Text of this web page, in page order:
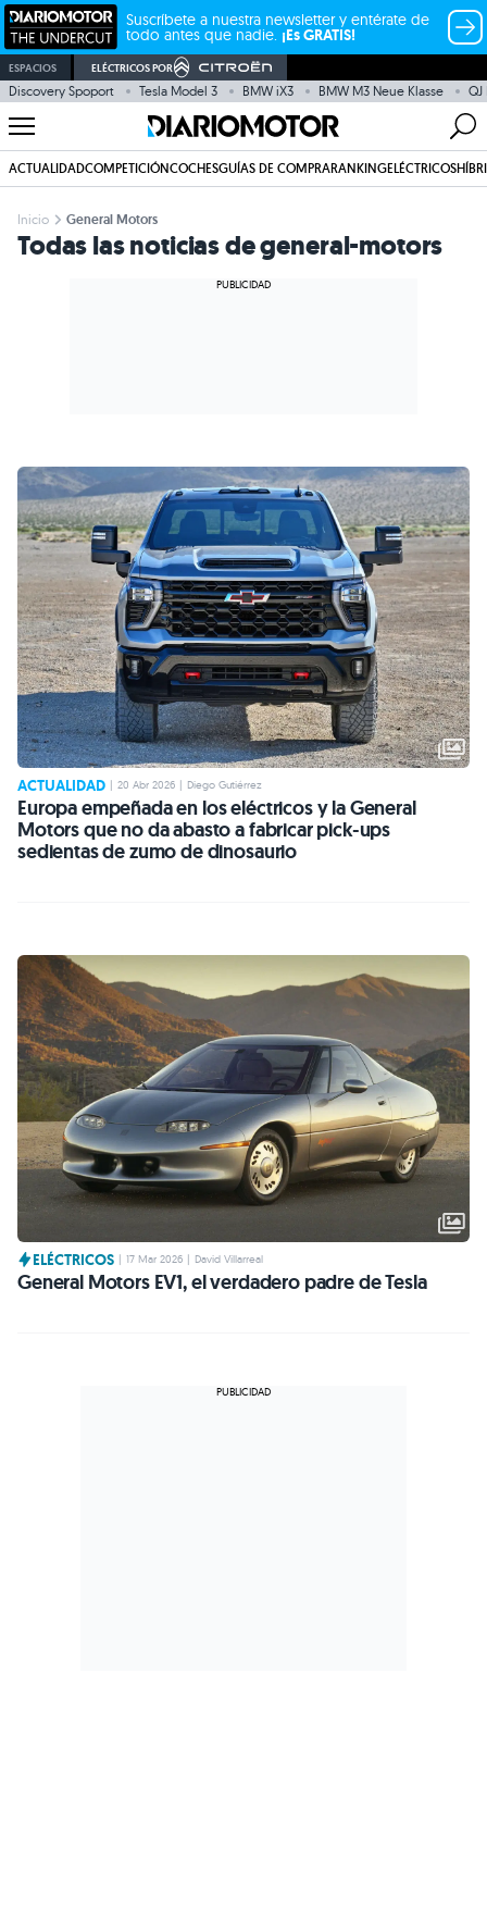
Suscríbete a nuestra newsletter y entérate de
todo antes que nadie. ¡Es GRATIS!
ESPACIOS ELÉCTRICOS POR
Discovery Spoport Tesla Model 3 BMW iX3 BMW M3 Neue Klasse QJ
ACTUALIDADCOMPETICIÓNCOCHESGUÍAS DE COMPRARANKINGELÉCTRICOS
Inicio General Motors
Todas las noticias de general-motors
ACTUALIDAD 20 Abr 2026 Diego Gutiérrez
Europa empeñada en los eléctricos y la General
Motors que no da abasto a fabricar pick-ups
sedientas de zumo de dinosaurio
ELÉCTRICOS 17 Mar 2026 David Villarreal
General Motors EV1, el verdadero padre de Tesla